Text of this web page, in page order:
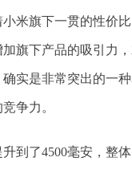
米旗下一贯的性价
旗下产品的吸引力
实是非常突出的一
争力。
到了4500毫安，整